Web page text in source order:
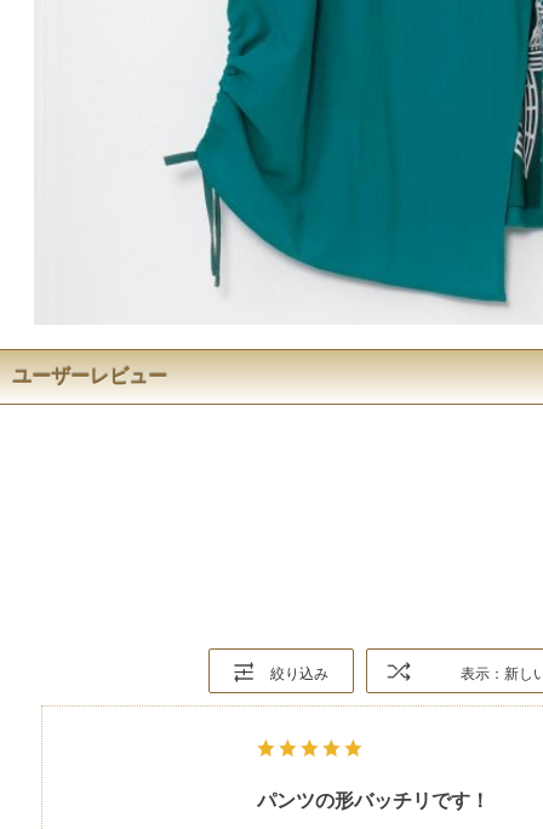
ユーザーレビュー
絞り込み 表示：新し
パンツの形バッチリです！